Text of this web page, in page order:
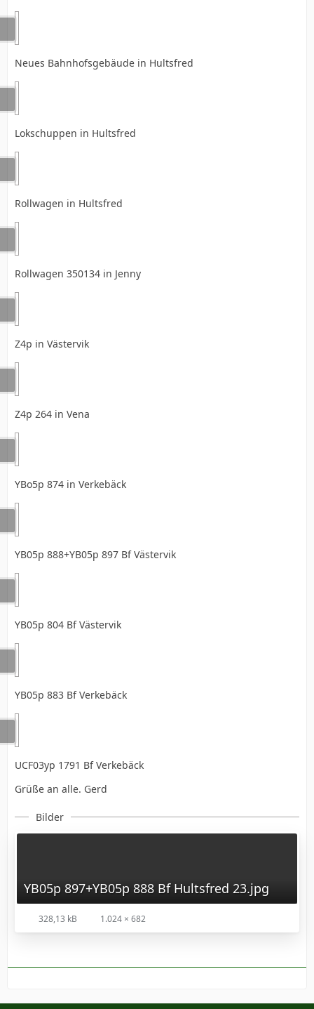
Neues Bahnhofsgebäude in Hultsfred
Lokschuppen in Hultsfred
Rollwagen in Hultsfred
Rollwagen 350134 in Jenny
Z4p in Västervik
Z4p 264 in Vena
YBo5p 874 in Verkebäck
YB05p 888+YB05p 897 Bf Västervik
YB05p 804 Bf Västervik
YB05p 883 Bf Verkebäck
UCF03yp 1791 Bf Verkebäck
Grüße an alle. Gerd
Bilder
YB05p 897+YB05p 888 Bf Hultsfred 23.jpg
328,13 kB 1.024 × 682